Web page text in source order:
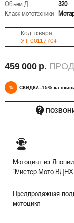
Объем Д
320
Класс мототехники
Код товара:
УТ-00117704
459 000 р.
% СКИДКА -15% на
Мотоцикл из
“Мистер Мото
Предпродажная
мотоцикл